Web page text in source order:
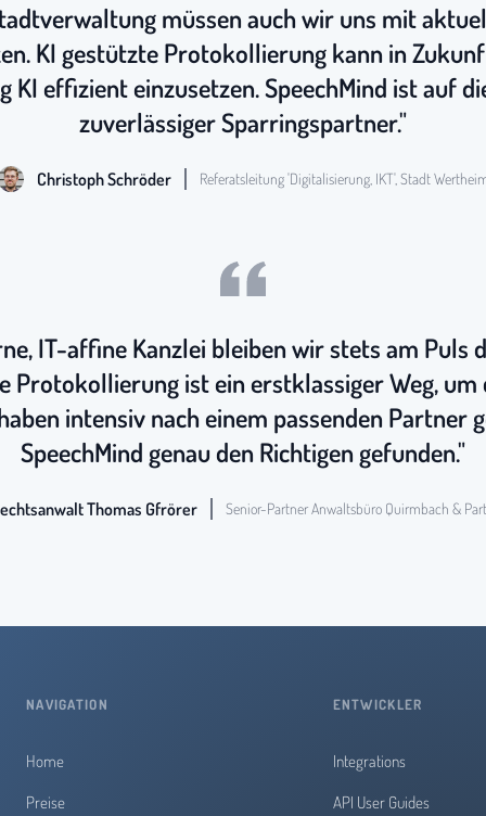
müssen auch wir uns mit
KI gestützte Protokollierung kann in
KI effizient einzusetzen. SpeechMind ist auf
zuverlässiger Sparringspartner."
Christoph Schröder Referatsleitung 'Digitalisierung, IKT', Stadt
IT-affine Kanzlei bleiben wir stets am Puls
Protokollierung ist ein erstklassiger Weg, um
intensiv nach einem passenden Partner
SpeechMind genau den Richtigen gefunden."
Thomas Gfrörer Senior-Partner Anwaltsbüro Quirmbach &
NAVIGATION
Home
Preise
ENTWICKLER
Integrations
API User Guides